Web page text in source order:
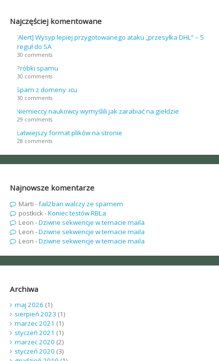
Najczęściej komentowane
[Alert] Wysyp lepiej przygotowanego ataku „przesyłka DHL” – 5
reguł do SA
30 comments
Próbki spamu
30 comments
Spam z domeny .icu
30 comments
Niemieccy naukowcy wymyślili jak zarabiać na giełdzie
29 comments
Łatwiejszy format plików na stronie
28 comments
Najnowsze komentarze
Marti -fail2ban walczy ze spamem
postkick-Koniec testów RBLa
Leon -Dziwne sekwencje w temacie maila
Leon -Dziwne sekwencje w temacie maila
Leon -Dziwne sekwencje w temacie maila
Archiwa
maj 2026 (1)
sierpień 2023 (1)
marzec 2021 (1)
styczeń 2021 (1)
marzec 2020 (2)
styczeń 2020 (3)